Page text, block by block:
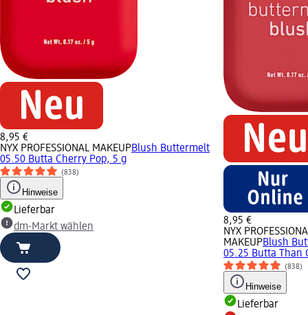
8,95 €
NYX PROFESSIONAL MAKEUPBlush Buttermelt
05.50 Butta Cherry Pop, 5 g
(838)
Hinweise
Lieferbar
dm-Markt wählen
8,95 €
NYX
MAKEUPBlush
05.25 Butta Than
(838)
Hinweise
Lieferbar